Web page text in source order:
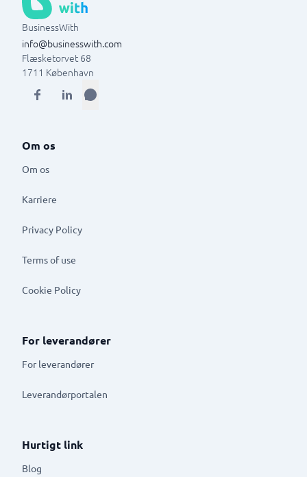
BusinessWith
info@businesswith.com
Flæsketorvet 68
1711 København
Om os
Om os
Karriere
Privacy Policy
Terms of use
Cookie Policy
For leverandører
For leverandører
Leverandørportalen
Hurtigt link
Blog